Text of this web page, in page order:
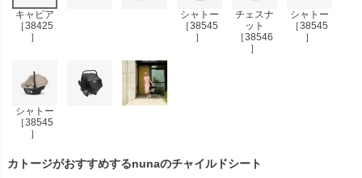
キャビア
［38425
］
シャトー
［38545
］
チェスナ
ット
［38546
］
シャトー
［38545
］
シャトー
［38545
］
カトージがおすすめするnunaのチャイルドシート